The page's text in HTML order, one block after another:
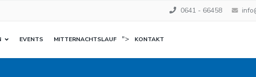
0641 - 66458
EVENTS MITTERNACHTSLAUF "> KONTAKT